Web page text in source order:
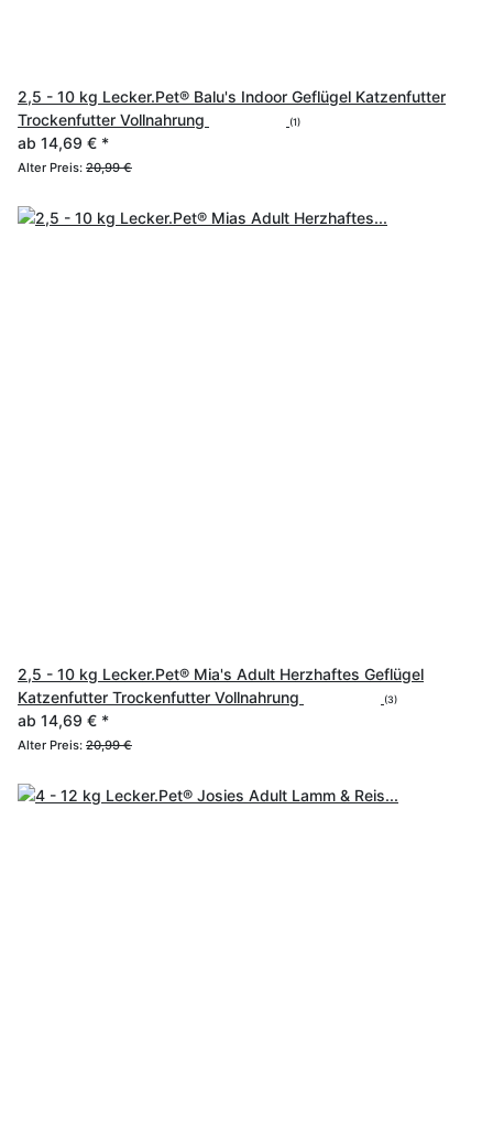
2,5 - 10 kg Lecker.Pet® Balu's Indoor Geflügel Katzenfutter
Trockenfutter Vollnahrung
(1)
ab 14,69 € *
Alter Preis: 20,99 €
2,5 - 10 kg Lecker.Pet® Mia's Adult Herzhaftes Geflügel
Katzenfutter Trockenfutter Vollnahrung
(3)
ab 14,69 € *
Alter Preis: 20,99 €